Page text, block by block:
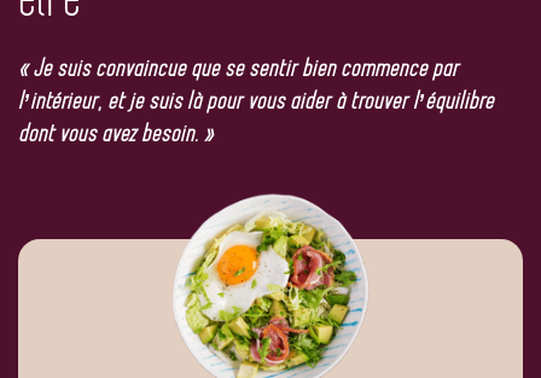
« Je suis convaincue que se sentir bien commence par
l’intérieur, et je suis là pour vous aider à trouver l’équilibre
dont vous avez besoin. »